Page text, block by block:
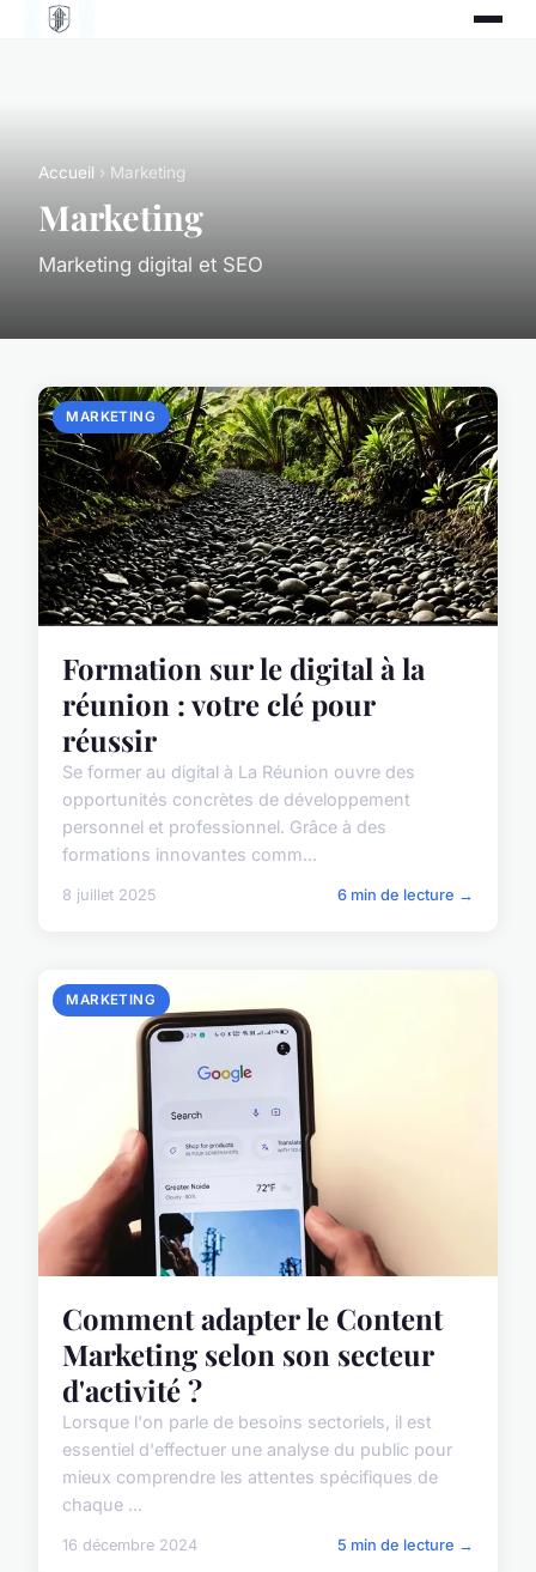
Accueil › Marketing
Marketing
Marketing digital et SEO
MARKETING
Formation sur le digital à la
réunion : votre clé pour
réussir
Se former au digital à La Réunion ouvre des
opportunités concrètes de développement
personnel et professionnel. Grâce à des
formations innovantes comm...
8 juillet 2025 6 min de lecture →
MARKETING
Comment adapter le Content
Marketing selon son secteur
d'activité ?
Lorsque l'on parle de besoins sectoriels, il est
essentiel d'effectuer une analyse du public pour
mieux comprendre les attentes spécifiques de
chaque ...
16 décembre 2024 5 min de lecture →